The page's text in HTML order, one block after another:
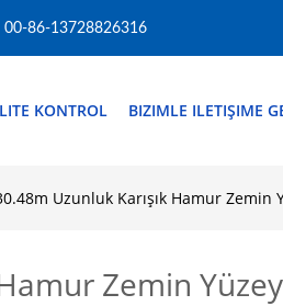
00-86-13728826316
KONTROL BIZIMLE ILETIŞIME
Uzunluk Karışık Hamur Zemin
Zemin